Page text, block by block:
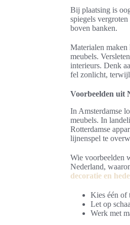
Bij plaatsing is
spiegels
boven banken.
Materialen maken
meubels.
interieurs. Denk
fel zonlicht, terwijl
Voorbeelden uit
In Amsterdamse
meubels. In
Rotterdamse
lijnenspel te
Wie voorbeelden
Nederland,
decoratie en
Kies één of
Let op
Werk met